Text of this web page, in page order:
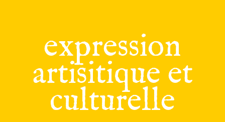
expression
artisitique et
culturelle